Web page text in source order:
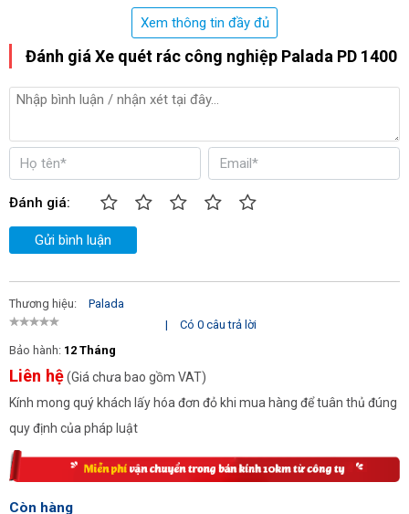
tính năng mới, hiện đại.
Vậy để hiểu được tại sao sản phẩm lại có nhiều ưu điểm như vậy,
hãy cùng chúng tôi tìm hiểu về cấu tạo của nó.
Tên bộ phận
Vô lăng Điều hướng xe di
Ghế ngồi
Thùng chứa rác Đựng rác sau khi
Chân ga Điều chỉnh tốc đi khi
Xem thông tin đầy đủ
Đánh giá Xe quét rác công nghiệp Palada PD 1400
Đánh giá:
Gửi bình luận
Thương hiệu:
Palada
|
Có 0 câu trả lời
Bảo hành: 12 Tháng
Liên hệ(Giá chưa bao gồm VAT)
Kính mong quý khách lấy hóa đơn đỏ khi mua hàng để tuân thủ đúng
quy định của pháp luật
Còn hàng